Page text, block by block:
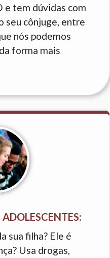
e tem dúvidas com
seu cônjuge, entre
nós podemos
forma mais
sua filha? Ele é
Usa drogas,